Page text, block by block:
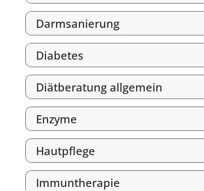
Darmsanierung
Diabetes
Diätberatung allgemein
Enzyme
Hautpflege
Immuntherapie